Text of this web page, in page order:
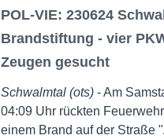
POL-VIE: 230624
Brandstiftung - vier
Zeugen gesucht
Schwalmtal (ots) - Am
04:09 Uhr rückten
einem Brand auf der Straße